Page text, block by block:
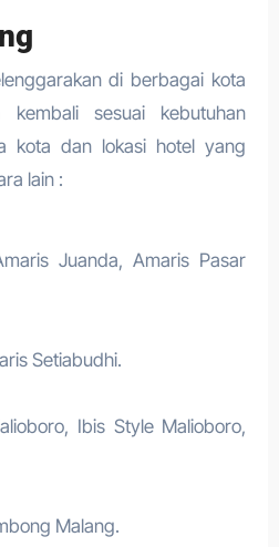
di berbagai kota
sesuai kebutuhan
kota dan lokasi hotel yang
lain :
Juanda, Amaris Pasar
Setiabudhi.
Ibis Style Malioboro,
Malang.